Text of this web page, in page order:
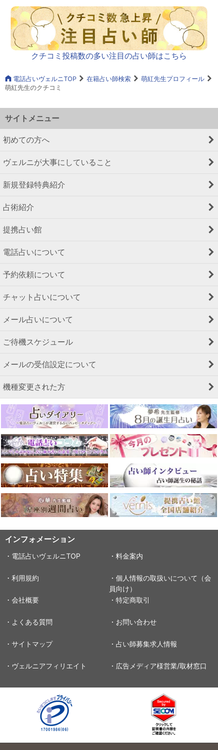
クチコミ投稿数の多い注目の占い師はこちら
電話占いヴェルニTOP 在籍占い師検索
萌紅先生プロフィール
萌紅先生のクチコミ
サイトメニュー
初めての方へ
ヴェルニが大事にしていること
新規登録特典紹介
占術紹介
提携占い館
電話占いについて
予約依頼について
チャット占いについて
メール占いについて
ご待機スケジュール
メールの受信設定について
機種変更された方
インフォメーション
・電話占いヴェルニTOP ・料金案内
・利用規約
・個人情報の取扱いについて（会
員向け）
・会社概要
・特定商取引
・よくある質問 ・お問い合わせ
・サイトマップ ・占い師募集求人情報
・ヴェルニアフィリエイト ・広告メディア様営業/取材窓口